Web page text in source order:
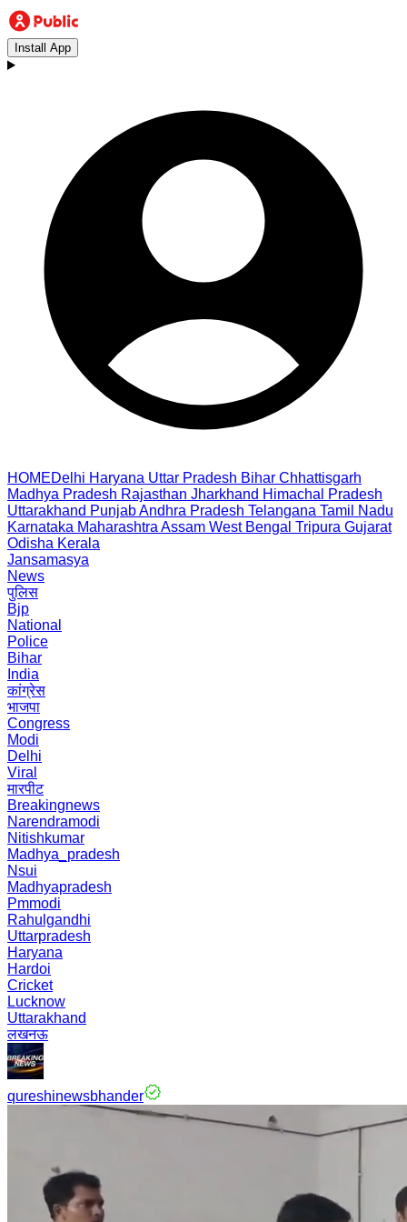
Install App
HOMEDelhi Haryana Uttar Pradesh Bihar Chhattisgarh
Madhya Pradesh Rajasthan Jharkhand Himachal Pradesh
Uttarakhand PunjabAndhra Pradesh Telangana Tamil Nadu
Karnataka Maharashtra Assam West Bengal Tripura Gujarat
Odisha Kerala
Jansamasya
News
पुलिस
Bjp
National
Police
Bihar
India
कांग्रेस
भाजपा
Congress
Modi
Delhi
Viral
मारपीट
Breakingnews
Narendramodi
Nitishkumar
Madhya_pradesh
Nsui
Madhyapradesh
Pmmodi
Rahulgandhi
Uttarpradesh
Haryana
Hardoi
Cricket
Lucknow
Uttarakhand
लखनऊ
qureshinewsbhander